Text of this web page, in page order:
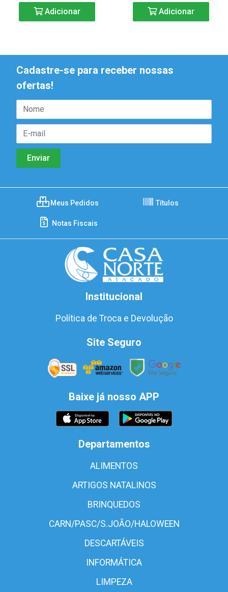
Adicionar Adicionar
Cadastre-se para receber nossas
ofertas!
Meus Pedidos Títulos
Notas Fiscais
Institucional
Política de Troca e Devolução
Site Seguro
Baixe já nosso APP
Departamentos
ALIMENTOS
ARTIGOS NATALINOS
BRINQUEDOS
CARN/PASC/S.JOÃO/HALOWEEN
DESCARTÁVEIS
INFORMÁTICA
LIMPEZA